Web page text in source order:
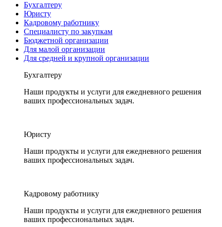
Бухгалтеру
Юристу
Кадровому работнику
Специалисту по закупкам
Бюджетной организации
Для малой организации
Для средней и крупной организации
Бухгалтеру
Наши продукты и услуги для ежедневного решения
ваших профессиональных задач.
Юристу
Наши продукты и услуги для ежедневного решения
ваших профессиональных задач.
Кадровому работнику
Наши продукты и услуги для ежедневного решения
ваших профессиональных задач.